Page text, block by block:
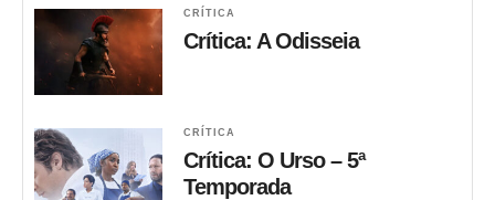
CRÍTICA
Crítica: A Odisseia
CRÍTICA
Crítica: O Urso – 5ª
Temporada